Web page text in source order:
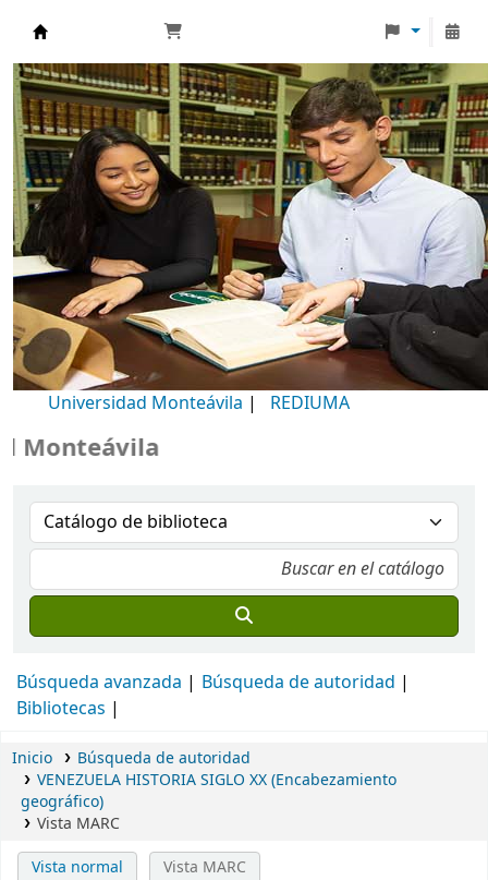
Biblioteca Universidad Monteávila
Universidad Monteávila | REDIUMA
Búsqueda avanzada
Búsqueda de autoridad
Bibliotecas
Inicio
Búsqueda de autoridad
VENEZUELA HISTORIA SIGLO XX (Encabezamiento
geográfico)
Vista MARC
Vista normal Vista MARC